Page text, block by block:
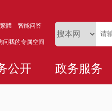
繁體 智能问答
问我的专属空间
公开 政务服务